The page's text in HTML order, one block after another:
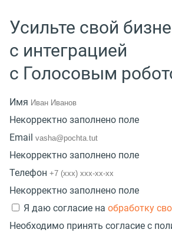
Усильте свой
с интеграцией
с Голосовым
Имя
Некорректно заполнено поле
Email
Некорректно заполнено поле
Телефон
Некорректно заполнено поле
Я даю согласие на обработку
Необходимо принять согласие с